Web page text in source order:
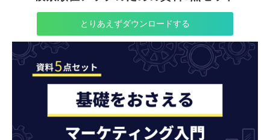
とりあえずダウンロードする